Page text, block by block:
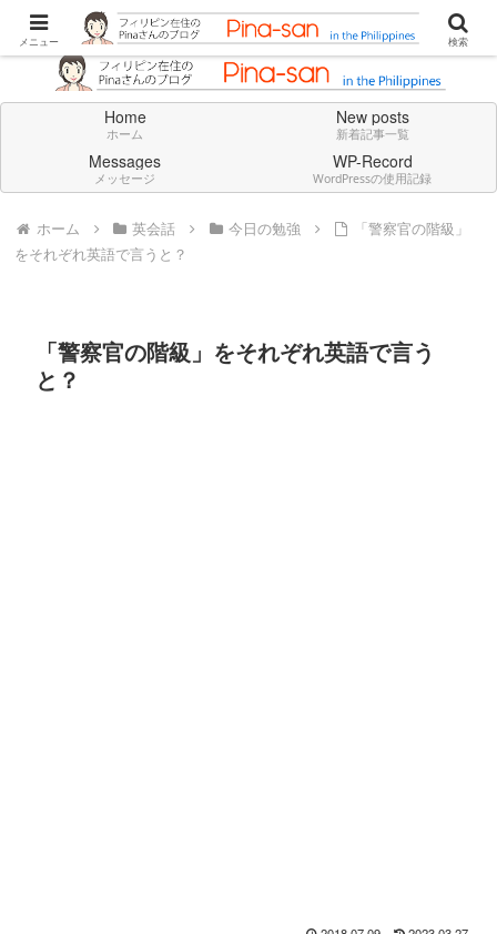
Don't think deeply. Feel always in English.
Home
ホーム
New posts
新着記事一覧
Messages
メッセージ
WP-Record
WordPressの使用記録
ホーム 英会話 今日の勉強
「警察官の階級」
をそれぞれ英語で言うと？
「警察官の階級」をそれぞれ英語で言う
と？
メニュー 検索